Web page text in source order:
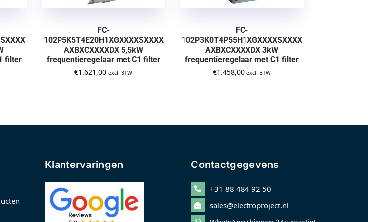
filter
FC-
102P5K5T4E20H1XGXXXXSXXXX
AXBXCXXXXDX 5,5kW
frequentieregelaar met C1 filter
€1.621,00 excl. BTW
FC-
102P3K0T4P55H1XGXXXXSXXXX
AXBXCXXXXDX 3kW
frequentieregelaar met C1 filter
€1.458,00 excl. BTW
Klantervaringen Contactgegevens
+31 88 484 92 50
sales@electroproject.nl